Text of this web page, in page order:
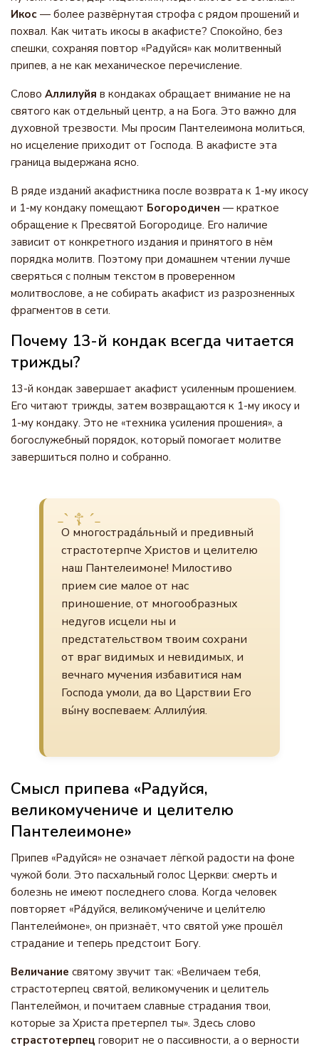
Икос — более развёрнутая строфа с рядом прошений и
похвал. Как читать икосы в акафисте? Спокойно, без
спешки, сохраняя повтор «Радуйся» как молитвенный
припев, а не как механическое перечисление.
Слово Аллилуйя в кондаках обращает внимание не на
святого как отдельный центр, а на Бога. Это важно для
духовной трезвости. Мы просим Пантелеимона молиться,
но исцеление приходит от Господа. В акафисте эта
граница выдержана ясно.
В ряде изданий акафистника после возврата к 1-му икосу
и 1-му кондаку помещают Богородичен — краткое
обращение к Пресвятой Богородице. Его наличие
зависит от конкретного издания и принятого в нём
порядка молитв. Поэтому при домашнем чтении лучше
сверяться с полным текстом в проверенном
молитвослове, а не собирать акафист из разрозненных
фрагментов в сети.
Почему 13-й кондак всегда читается
трижды?
13-й кондак завершает акафист усиленным прошением.
Его читают трижды, затем возвращаются к 1-му икосу и
1-му кондаку. Это не «техника усиления прошения», а
богослужебный порядок, который помогает молитве
завершиться полно и собранно.
О многострада́льный и предивный
страстотерпче Христов и целителю
наш Пантелеимоне! Милостиво
прием сие малое от нас
приношение, от многообразных
недугов исцели ны и
предстательством твоим сохрани
от враг видимых и невидимых, и
вечнаго мучения избавитися нам
Господа умоли, да во Царствии Его
вы́ну воспеваем: Аллилу́ия.
Смысл припева «Радуйся,
великомучениче и целителю
Пантелеимоне»
Припев «Радуйся» не означает лёгкой радости на фоне
чужой боли. Это пасхальный голос Церкви: смерть и
болезнь не имеют последнего слова. Когда человек
повторяет «Ра́дуйся, великому́чениче и цели́телю
Пантелеи́моне», он признаёт, что святой уже прошёл
страдание и теперь предстоит Богу.
Величание святому звучит так: «Величаем тебя,
страстотерпец святой, великомученик и целитель
Пантелеймон, и почитаем славные страдания твои,
которые за Христа претерпел ты». Здесь слово
страстотерпец говорит не о пассивности, а о верности